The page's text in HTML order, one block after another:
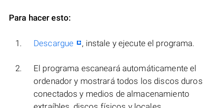
Para hacer esto:
Descargue , instale y ejecute el programa.
El programa escaneará automáticamente el
ordenador y mostrará todos los discos duros
conectados y medios de almacenamiento